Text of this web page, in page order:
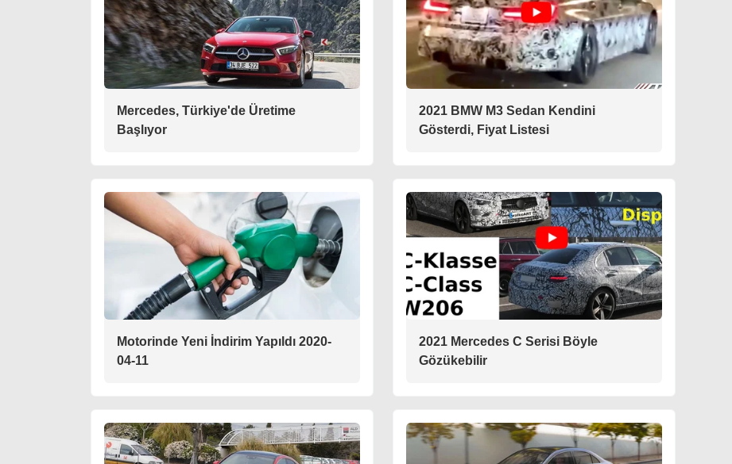
Mercedes, Türkiye'de Üretime
Başlıyor
2021 BMW M3 Sedan Kendini
Gösterdi, Fiyat Listesi
Motorinde Yeni İndirim Yapıldı 2020-
04-11
2021 Mercedes C Serisi Böyle
Gözükebilir